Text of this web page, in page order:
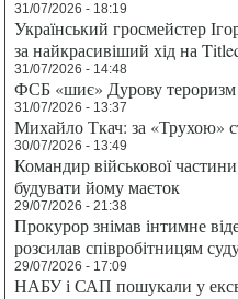
31/07/2026 - 18:19
Український гросмейстер
за найкрасивіший хід на
31/07/2026 - 14:48
ФСБ «шиє» Дурову тероризм
31/07/2026 - 13:37
Михайло Ткач: за «Трухою»
30/07/2026 - 13:49
Командир військової
будувати йому маєток
29/07/2026 - 21:38
Прокурор знімав інтимне
розсилав співробітницям
29/07/2026 - 17:09
НАБУ і САП пошукали у